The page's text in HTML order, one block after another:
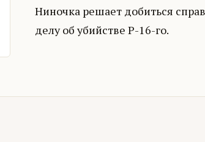
Ниночка решает добиться
делу об убийстве Р-16-го.